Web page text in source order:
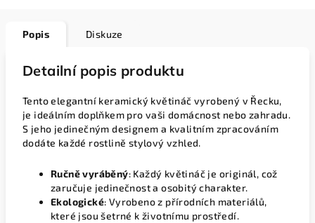
Popis Diskuze
Detailní popis produktu
Tento elegantní keramický květináč vyrobený v Řecku,
je ideálním doplňkem pro vaši domácnost nebo zahradu.
S jeho jedinečným designem a kvalitním zpracováním
dodáte každé rostlině stylový vzhled.
Ručně vyráběný: Každý květináč je originál, což
zaručuje jedinečnost a osobitý charakter.
Ekologické: Vyrobeno z přírodních materiálů,
které jsou šetrné k životnímu prostředí.